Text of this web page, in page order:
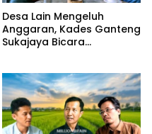
Desa Lain Mengeluh
Anggaran, Kades Ganteng
Sukajaya Bicara